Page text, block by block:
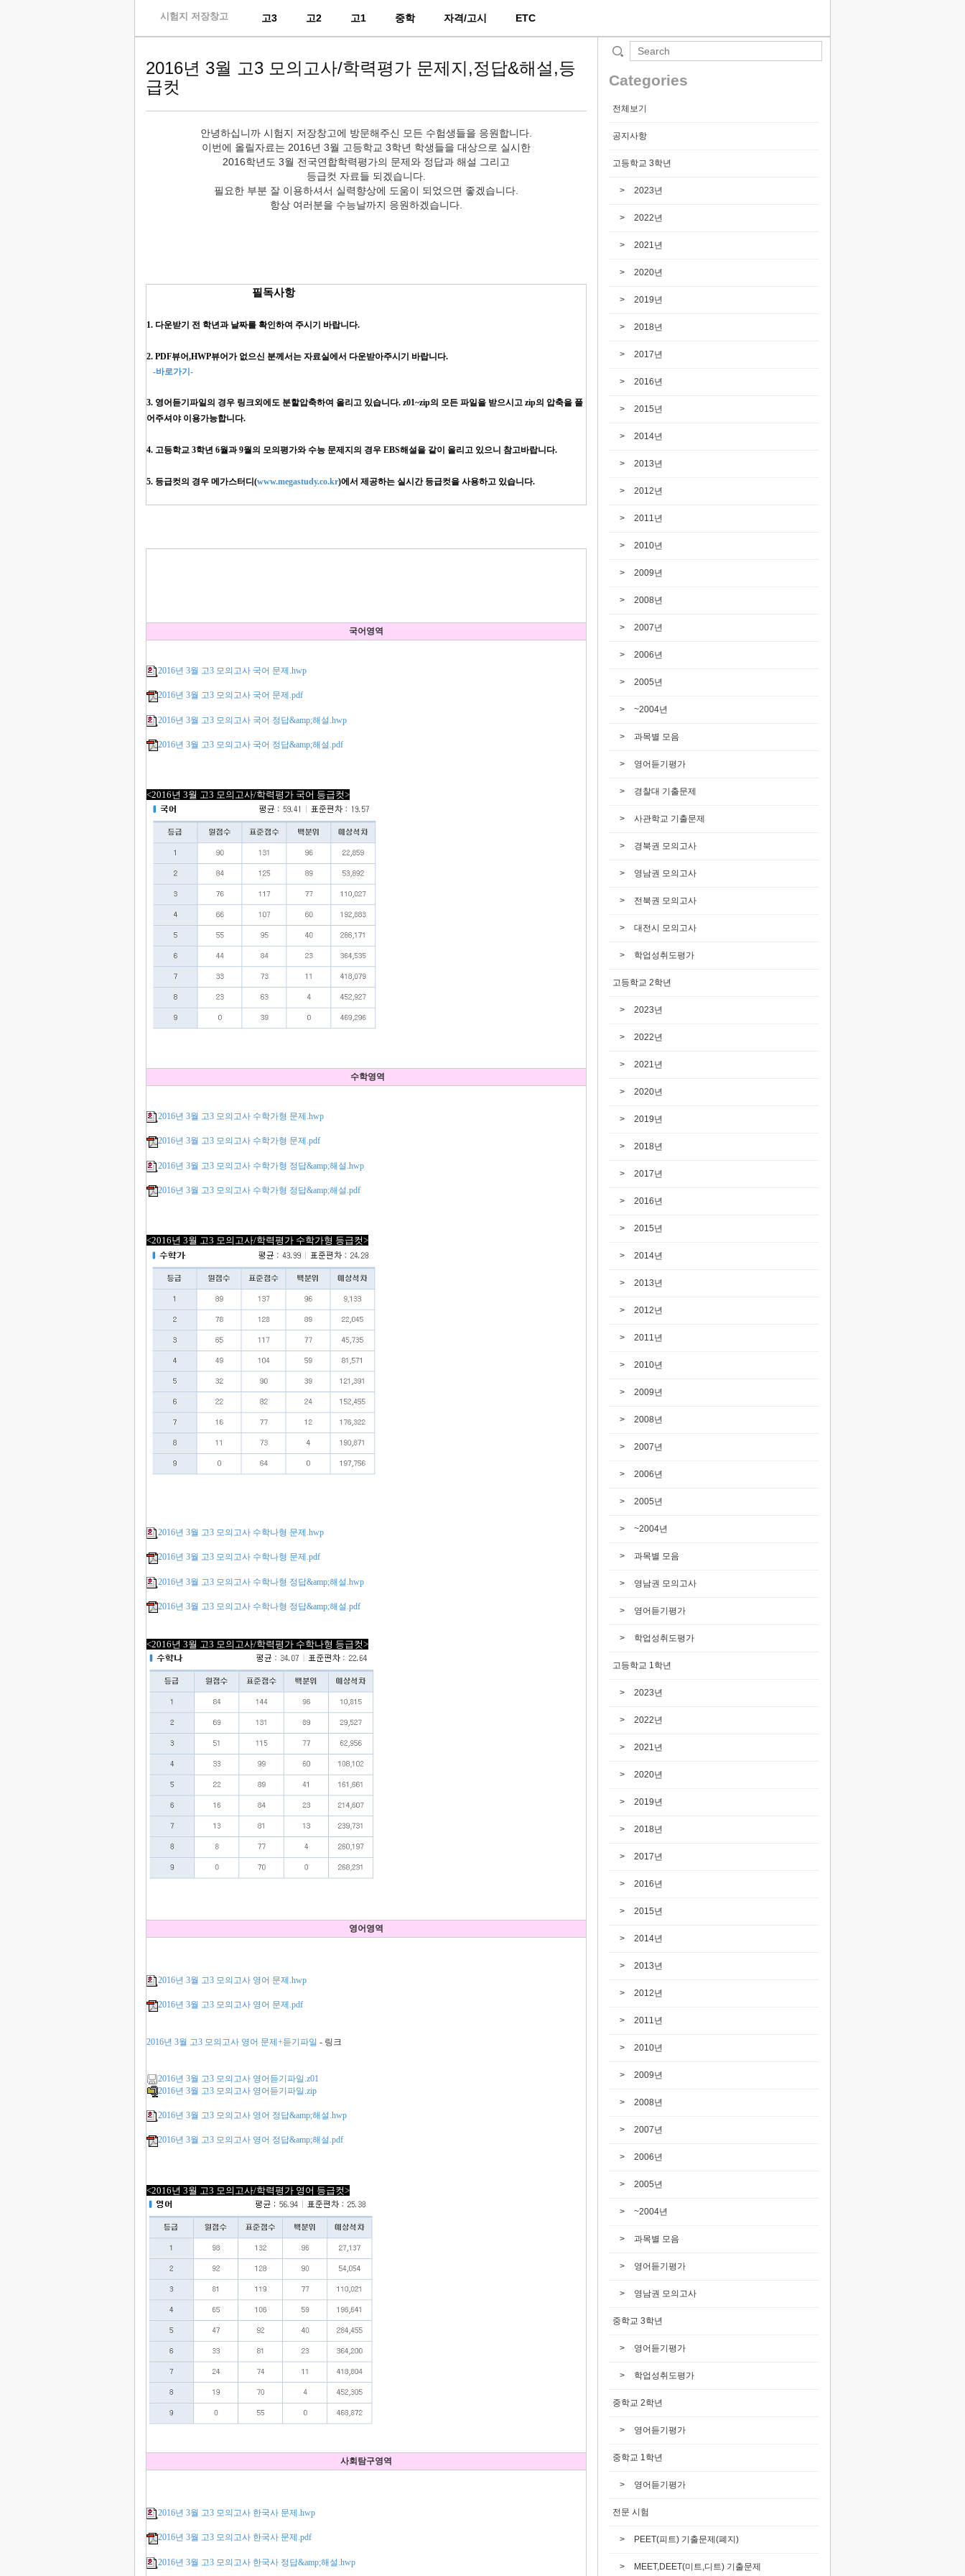
시험지 저장창고 고3 고2 고1 중학 자격/고시 ETC
2016년 3월 고3 모의고사/학력평가 문제지,정답&해설,등
급컷
안녕하십니까 시험지 저장창고에 방문해주신 모든 수험생들을 응원합니다.
이번에 올릴자료는 2016년 3월 고등학교 3학년 학생들을 대상으로 실시한
2016학년도 3월 전국연합학력평가의 문제와 정답과 해설 그리고
등급컷 자료들 되겠습니다.
필요한 부분 잘 이용하셔서 실력향상에 도움이 되었으면 좋겠습니다.
항상 여러분을 수능날까지 응원하겠습니다.
필독사항
1. 다운받기 전 학년과 날짜를 확인하여 주시기 바랍니다.
2. PDF뷰어,HWP뷰어가 없으신 분께서는 자료실에서 다운받아주시기 바랍니다.
-바로가기-
3. 영어듣기파일의 경우 링크외에도 분할압축하여 올리고 있습니다. z01~zip의 모든 파일을 받으시고 zip의 압축을 풀
어주셔야 이용가능합니다.
4. 고등학교 3학년 6월과 9월의 모의평가와 수능 문제지의 경우 EBS해설을 같이 올리고 있으니 참고바랍니다.
5. 등급컷의 경우 메가스터디(www.megastudy.co.kr)에서 제공하는 실시간 등급컷을 사용하고 있습니다.
국어영역
2016년 3월 고3 모의고사 국어 문제.hwp
2016년 3월 고3 모의고사 국어 문제.pdf
2016년 3월 고3 모의고사 국어 정답&amp;해설.hwp
2016년 3월 고3 모의고사 국어 정답&amp;해설.pdf
<2016년 3월 고3 모의고사/학력평가 국어 등급컷>
수학영역
2016년 3월 고3 모의고사 수학가형 문제.hwp
2016년 3월 고3 모의고사 수학가형 문제.pdf
2016년 3월 고3 모의고사 수학가형 정답&amp;해설.hwp
2016년 3월 고3 모의고사 수학가형 정답&amp;해설.pdf
<2016년 3월 고3 모의고사/학력평가 수학가형 등급컷>
2016년 3월 고3 모의고사 수학나형 문제.hwp
2016년 3월 고3 모의고사 수학나형 문제.pdf
2016년 3월 고3 모의고사 수학나형 정답&amp;해설.hwp
2016년 3월 고3 모의고사 수학나형 정답&amp;해설.pdf
<2016년 3월 고3 모의고사/학력평가 수학나형 등급컷>
영어영역
2016년 3월 고3 모의고사 영어 문제.hwp
2016년 3월 고3 모의고사 영어 문제.pdf
2016년 3월 고3 모의고사 영어 문제+듣기파일 - 링크
2016년 3월 고3 모의고사 영어듣기파일.z01
2016년 3월 고3 모의고사 영어듣기파일.zip
2016년 3월 고3 모의고사 영어 정답&amp;해설.hwp
2016년 3월 고3 모의고사 영어 정답&amp;해설.pdf
<2016년 3월 고3 모의고사/학력평가 영어 등급컷>
사회탐구영역
2016년 3월 고3 모의고사 한국사 문제.hwp
2016년 3월 고3 모의고사 한국사 문제.pdf
2016년 3월 고3 모의고사 한국사 정답&amp;해설.hwp
Categories
전체보기
공지사항
고등학교 3학년
2023년
2022년
2021년
2020년
2019년
2018년
2017년
2016년
2015년
2014년
2013년
2012년
2011년
2010년
2009년
2008년
2007년
2006년
2005년
~2004년
과목별 모음
영어듣기평가
경찰대 기출문제
사관학교 기출문제
경북권 모의고사
영남권 모의고사
전북권 모의고사
대전시 모의고사
학업성취도평가
고등학교 2학년
2023년
2022년
2021년
2020년
2019년
2018년
2017년
2016년
2015년
2014년
2013년
2012년
2011년
2010년
2009년
2008년
2007년
2006년
2005년
~2004년
과목별 모음
영남권 모의고사
영어듣기평가
학업성취도평가
고등학교 1학년
2023년
2022년
2021년
2020년
2019년
2018년
2017년
2016년
2015년
2014년
2013년
2012년
2011년
2010년
2009년
2008년
2007년
2006년
2005년
~2004년
과목별 모음
영어듣기평가
영남권 모의고사
중학교 3학년
영어듣기평가
학업성취도평가
중학교 2학년
영어듣기평가
중학교 1학년
영어듣기평가
전문 시험
PEET(피트) 기출문제(폐지)
MEET,DEET(미트,디트) 기출문제